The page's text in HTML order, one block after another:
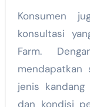
Konsumen
konsultasi
Farm.
mendapatkan
jenis
dan kondisi